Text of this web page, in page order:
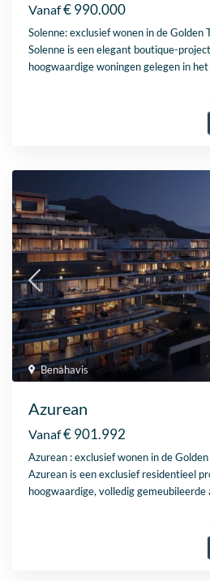
Vanaf€ 990.000
Solenne: exclusief wonen in de Golden
Solenne is een elegant boutique-
hoogwaardige woningen gelegen in
Benahavis
Azurean
Vanaf€ 901.992
Azurean : exclusief wonen in de
Azurean is een exclusief residentieel
hoogwaardige, volledig